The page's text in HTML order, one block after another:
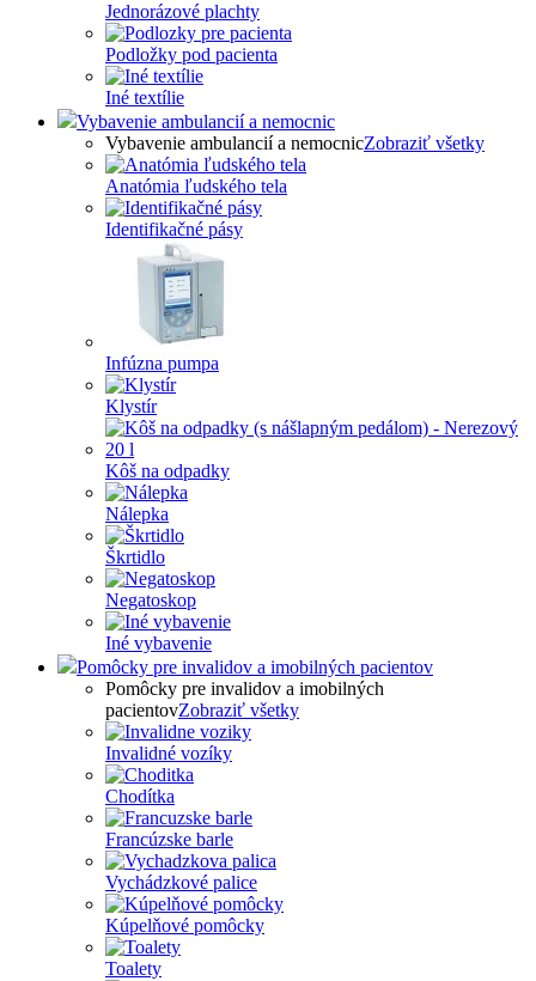
Jednorázové plachty
Podložky pod pacienta
Iné textílie
Vybavenie ambulancií a nemocnic
Vybavenie ambulancií a nemocnicZobraziť všetky
Anatómia ľudského tela
Identifikačné pásy
Infúzna pumpa
Klystír
Kôš na odpadky
Nálepka
Škrtidlo
Negatoskop
Iné vybavenie
Pomôcky pre invalidov a imobilných pacientov
Pomôcky pre invalidov a imobilných
pacientovZobraziť všetky
Invalidné vozíky
Chodítka
Francúzske barle
Vychádzkové palice
Kúpelňové pomôcky
Toalety